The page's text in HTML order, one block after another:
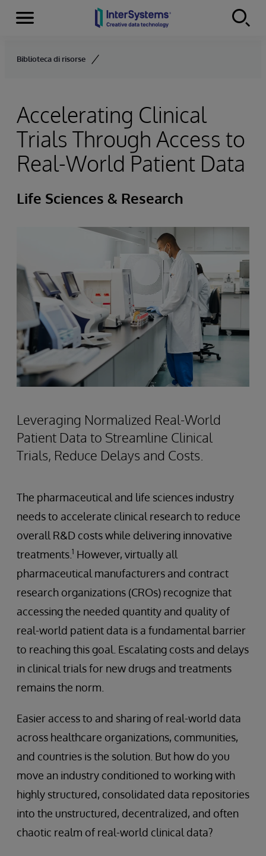
Skip to content
Menu
Biblioteca di risorse
Accelerating Clinical
Trials Through Access to
Real-World Patient Data
Life Sciences & Research
Leveraging Normalized Real-World
Patient Data to Streamline Clinical
Trials, Reduce Delays and Costs.
The pharmaceutical and life sciences industry
needs to accelerate clinical research to reduce
overall R&D costs while delivering innovative
treatments. 1 However, virtually all
pharmaceutical manufacturers and contract
research organizations (CROs) recognize that
accessing the needed quantity and quality of
real-world patient data is a fundamental barrier
to reaching this goal. Escalating costs and delays
in clinical trials for new drugs and treatments
remains the norm.
Easier access to and sharing of real-world data
across healthcare organizations, communities,
and countries is the solution. But how do you
move an industry conditioned to working with
highly structured, consolidated data repositories
into the unstructured, decentralized, and often
chaotic realm of real-world clinical data?